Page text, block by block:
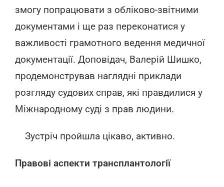
змогу попрацювати з обліково-звітними
документами і ще раз переконатися у
важливості грамотного ведення медичної
документації. Доповідач, Валерій Шишко,
продемонстрував наглядні приклади
розгляду судових справ, які правдилися у
Міжнародному суді з прав людини.
Зустріч пройшла цікаво, активно.
Правові аспекти трансплантології